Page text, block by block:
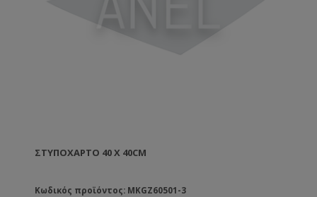
ΣΤΥΠΌΧΑΡΤΟ 40 X 40CM
Κωδικός προϊόντος: MKGZ60501-3